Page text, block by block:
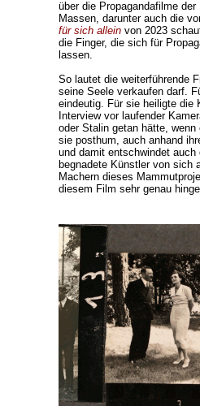
über die Propagandafilme
Massen, darunter auch die
für sich alleinvon 2023
die Finger, die sich für
lassen.
So lautet die weiterführende
seine Seele verkaufen darf.
eindeutig. Für sie heiligte die
Interview vor laufender
oder Stalin getan hätte,
sie posthum, auch anhand
und damit entschwindet
begnadete Künstler von sich
Machern dieses
diesem Film sehr genau